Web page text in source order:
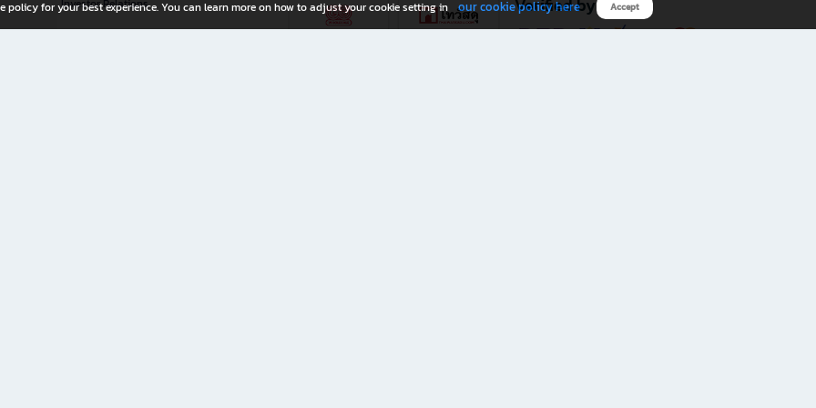
Investor Relations
Verified by
policy for your best experience. You can learn more on how to adjust your cookie setting in our cookie policy here Accept